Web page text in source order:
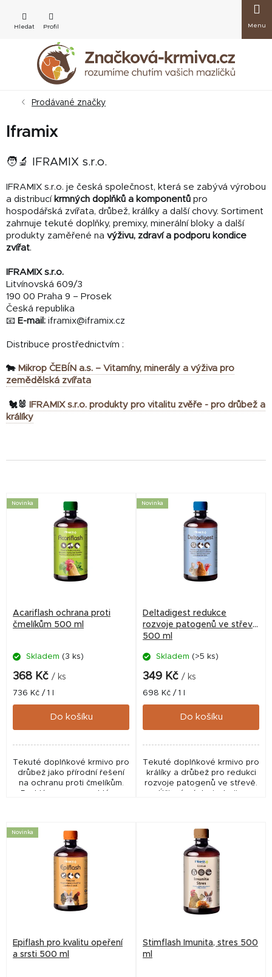
obsah
košík
Prodávané značky
Iframix
🧑‍🔬 IFRAMIX s.r.o.
IFRAMIX s.r.o. je česká společnost, která se zabývá výrobou
a distribucí krmných doplňků a komponentů pro
hospodářská zvířata, drůbež, králíky a další chovy. Sortiment
zahrnuje tekuté doplňky, premixy, minerální bloky a další
produkty zaměřené na výživu, zdraví a podporu kondice
zvířat.
IFRAMIX s.r.o.
Litvínovská 609/3
190 00 Praha 9 – Prosek
Česká republika
📧 E-mail: iframix@iframix.cz
Distribuce prostřednictvím :
🐄 Mikrop ČEBÍN a.s. – Vitamíny, minerály a výživa pro
zemědělská zvířata
🐔🐰
IFRAMIX s.r.o. produkty pro vitalitu zvěře - pro drůbež a
králíky
V
o
Novinka
Acariflash ochrana proti
čmelíkům 500 ml
Skladem (3 ks)
368 Kč / ks
Měrná
cena:
736 Kč / 1 l
Do košíku
Tekuté doplňkové krmivo pro
drůbež jako přírodní řešení
na ochranu proti čmelíkům.
Novinka
Deltadigest redukce
rozvoje patogenů ve střevě
500 ml
Skladem (>5 ks)
349 Kč / ks
Měrná
cena:
698 Kč / 1 l
Do košíku
Tekuté doplňkové krmivo pro
králíky a drůbež pro redukci
rozvoje patogenů ve střevě.
Novinka
Epiflash pro kvalitu opeření
a srsti 500 ml
Stimflash Imunita, stres 500
ml